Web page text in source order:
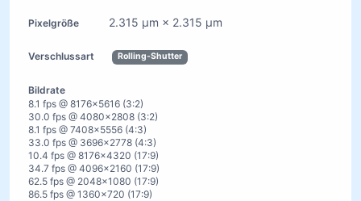
2.315 µm × 2.315 µm
Rolling-Shutter
8.1 fps @ 8176×5616 (3:2)
30.0 fps @ 4080×2808 (3:2)
8.1 fps @ 7408×5556 (4:3)
33.0 fps @ 3696×2778 (4:3)
10.4 fps @ 8176×4320 (17:9)
34.7 fps @ 4096×2160 (17:9)
62.5 fps @ 2048×1080 (17:9)
86.5 fps @ 1360×720 (17:9)